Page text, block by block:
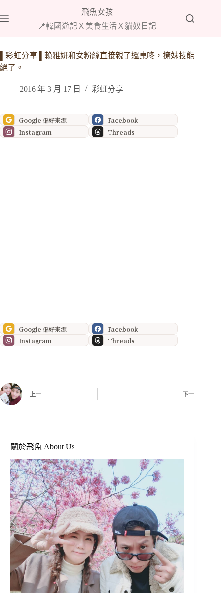
至
內
容
飛魚女孩
📍韓國遊記Ｘ美食生活Ｘ貓奴日記
▌彩虹分享 ▌赖雅妍和女粉絲直接親了還桌咚，撩妹技能
絕了。
2016 年 3 月 17 日 彩虹分享
Google 偏好來源
Facebook
Instagram
Threads
Google 偏好來源
Facebook
Instagram
Threads
上一 下一
關於飛魚 About Us